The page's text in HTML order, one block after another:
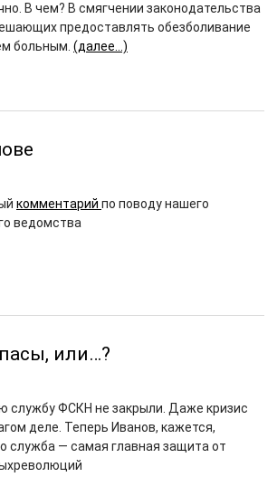
В чем? В смягчении законодательства
предоставлять обезболивание
больным. (далее…)
комментарий по поводу нашего
ведомства
или…?
службу ФСКН не закрыли. Даже кризис
деле. Теперь Иванов, кажется,
служба — самая главная защита от